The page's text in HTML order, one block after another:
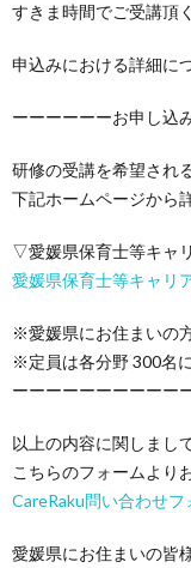
すきま時間でご受講頂
申込みにおける詳細に
ーーーーーーお申し込
研修の受講を希望され
下記ホームページから
▽愛媛県保育士等キャ
愛媛県保育士等キャリ
※愛媛県にお住まいの
※定員は各分野 300名
ーーーーーーーーーー
以上の内容に関しまし
こちらのフォームより
CareRaku問い合わせフ
愛媛県にお住まいの皆